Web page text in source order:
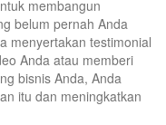
membangun
belum pernah Anda
menyertakan testimonial
Anda atau memberi
bisnis Anda, Anda
itu dan meningkatkan